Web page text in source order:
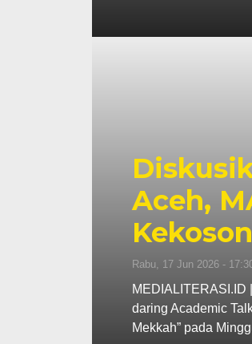
Aceh,
Rabu, 17 Jun 2026 -
MEDIALITERASI.ID
daring Academic
Mekkah” pada